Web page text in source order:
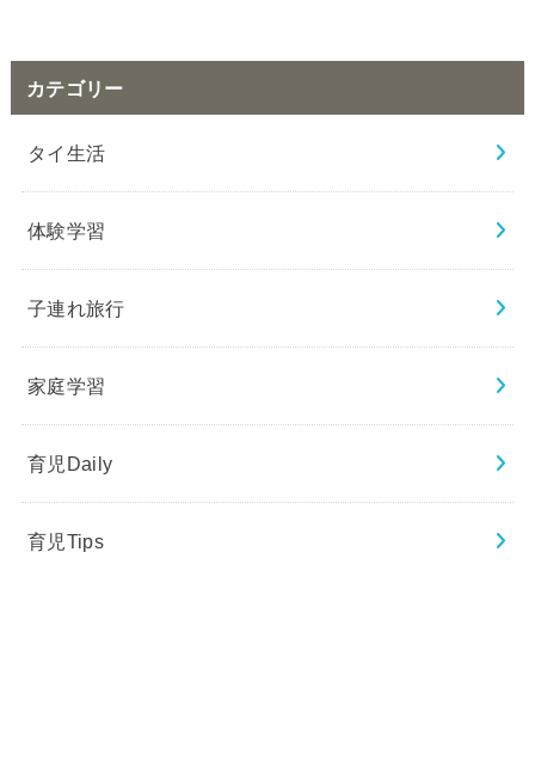
カテゴリー
タイ生活
体験学習
子連れ旅行
家庭学習
育児Daily
育児Tips